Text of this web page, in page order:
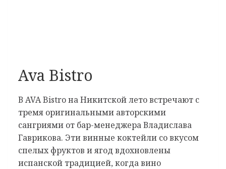
Ava Bistro
В AVA Bistro на Никитской лето встречают с
тремя оригинальными авторскими
сангриями от бар-менеджера Владислава
Гаврикова. Эти винные коктейли со вкусом
спелых фруктов и ягод вдохновлены
испанской традицией, когда вино